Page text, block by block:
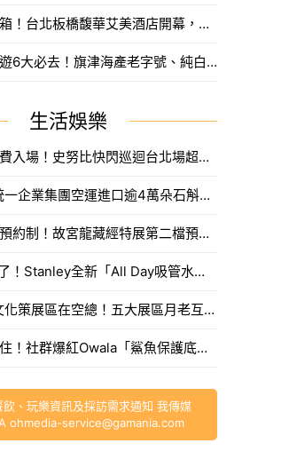
板橋新地標開箱！台北板橋馥華艾美酒店開幕，高空泳池與絕美酒吧亮點一次看。
高雄旗津一日遊6大必去！旗津海產老字號、純白燈塔夕陽，高雄海港夏天衝。
生活娛樂
松菸史努比免費入場！史努比快閃巡迴台北場超過100款周邊，全新歐拉夫、史努比娃娃必買。
Love Dad！統一企業集團空運進口逾4萬朵石斛蘭向天下爸爸致敬。
故宮龍藏經變預約制！故宮龍藏經特展第二檔預約制入場，預約方式、開搶時間一次看。
Owala勁敵來了！Stanley全新「All Day吸管水壺」搶水壺霸主寶座，修長瓶身百搭又防漏超欠敗。
2026文博會文化策展區在空總！五大展區月老互動、玩澡堂球池，超過200款選物超好逛。
被鯊魚一口咬住！社群爆紅Owala「鯊魚保護底座」防摔又靜音，穿上水壺直接萌翻辦公桌。
飲、玩樂資訊及採訪需求通知 我傳媒
ohmedia-service@gamania.com